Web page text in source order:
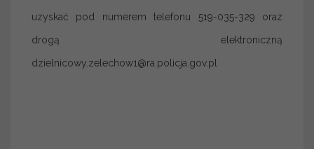
uzyskać pod numerem telefonu 519-035-329 oraz
drogą elektroniczną
dzielnicowy.zelechow1@ra.policja.gov.pl